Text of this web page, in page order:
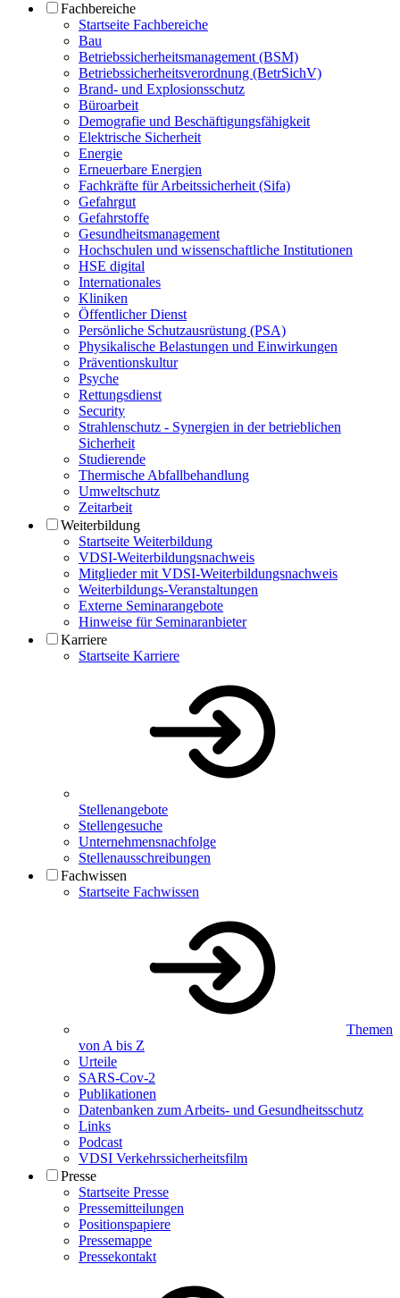
Fachbereiche
Startseite Fachbereiche
Bau
Betriebssicherheitsmanagement (BSM)
Betriebssicherheitsverordnung (BetrSichV)
Brand- und Explosionsschutz
Büroarbeit
Demografie und Beschäftigungsfähigkeit
Elektrische Sicherheit
Energie
Erneuerbare Energien
Fachkräfte für Arbeitssicherheit (Sifa)
Gefahrgut
Gefahrstoffe
Gesundheitsmanagement
Hochschulen und wissenschaftliche Institutionen
HSE digital
Internationales
Kliniken
Öffentlicher Dienst
Persönliche Schutzausrüstung (PSA)
Physikalische Belastungen und Einwirkungen
Präventionskultur
Psyche
Rettungsdienst
Security
Strahlenschutz - Synergien in der betrieblichen
Sicherheit
Studierende
Thermische Abfallbehandlung
Umweltschutz
Zeitarbeit
Weiterbildung
Startseite Weiterbildung
VDSI-Weiterbildungsnachweis
Mitglieder mit VDSI-Weiterbildungsnachweis
Weiterbildungs-Veranstaltungen
Externe Seminarangebote
Hinweise für Seminaranbieter
Karriere
Startseite Karriere
Stellenangebote
Stellengesuche
Unternehmensnachfolge
Stellenausschreibungen
Fachwissen
Startseite Fachwissen
Themen
von A bis Z
Urteile
SARS-Cov-2
Publikationen
Datenbanken zum Arbeits- und Gesundheitsschutz
Links
Podcast
VDSI Verkehrssicherheitsfilm
Presse
Startseite Presse
Pressemitteilungen
Positionspapiere
Pressemappe
Pressekontakt